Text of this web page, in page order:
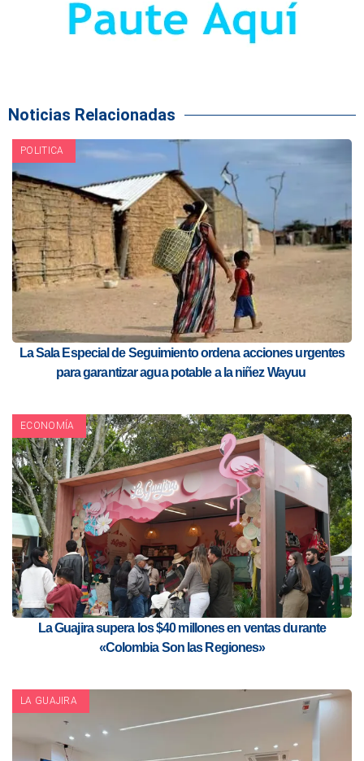
Noticias Relacionadas
POLITICA
La Sala Especial de Seguimiento ordena acciones urgentes
para garantizar agua potable a la niñez Wayuu
ECONOMÍA
La Guajira supera los $40 millones en ventas durante
«Colombia Son las Regiones»
LA GUAJIRA